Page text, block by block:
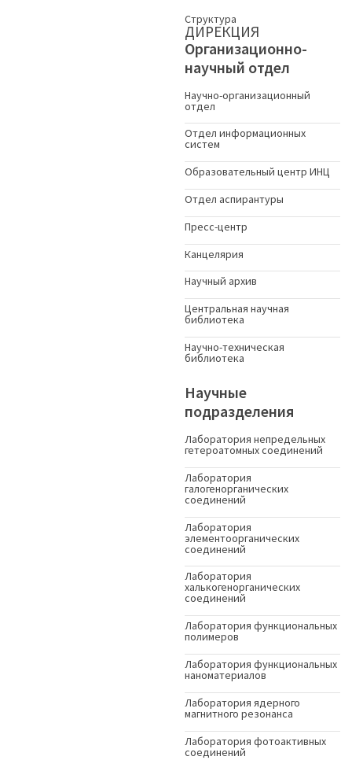
Структура
ДИРЕКЦИЯ
Организационно-
научный отдел
Научно-организационный
отдел
Отдел информационных
систем
Образовательный центр ИНЦ
Отдел аспирантуры
Пресс-центр
Канцелярия
Научный архив
Центральная научная
библиотека
Научно-техническая
библиотека
Научные
подразделения
Лаборатория непредельных
гетероатомных соединений
Лаборатория
галогенорганических
соединений
Лаборатория
элементоорганических
соединений
Лаборатория
халькогенорганических
соединений
Лаборатория функциональных
полимеров
Лаборатория функциональных
наноматериалов
Лаборатория ядерного
магнитного резонанса
Лаборатория фотоактивных
соединений